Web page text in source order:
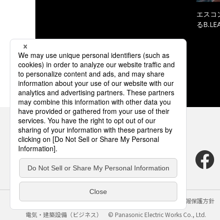
エスコ
る
サイトのご利用にあたって クッキーポリシー
個人情報保護方針
電気・建築設備（ビジネス）
© Panasonic Electric Works Co., Ltd.